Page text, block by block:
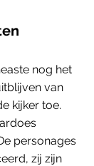
nog het
van
kijker toe.
personages
zij zijn